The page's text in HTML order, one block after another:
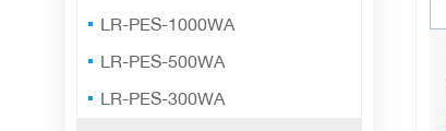
LR-PES-1000WA
LR-PES-500WA
LR-PES-300WA